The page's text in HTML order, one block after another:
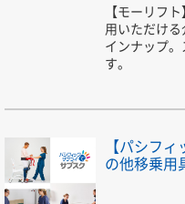
【モーリフ
用いただけ
インナップ
す。
【パシフ
の他移乗用